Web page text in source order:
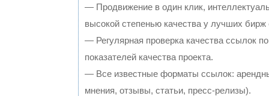
— Продвижение в один клик,
высокой степенью качества у лучших бирж
— Регулярная проверка качества ссылок
показателей качества проекта.
— Все известные форматы ссылок:
мнения, отзывы, статьи, пресс-релизы).